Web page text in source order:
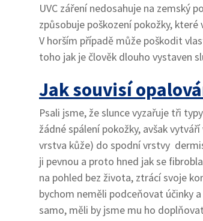
UVC záření nedosahuje na zemský
způsobuje poškození pokožky,
V horším případě může poškodit
toho jak je člověk dlouho vystaven
Jak souvisí
Psali jsme, že slunce vyzařuje tři
žádné spálení pokožky, avšak
vrstva kůže) do spodní vrstvy
ji pevnou a proto hned jak se
na pohled bez života, ztrácí svoje
bychom neměli podceňovat účinky
samo, měli by jsme mu ho